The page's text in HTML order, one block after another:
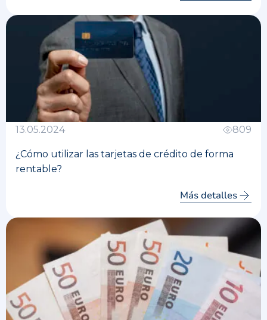
13.05.2024 809
¿Cómo utilizar las tarjetas de crédito de forma
rentable?
Más detalles